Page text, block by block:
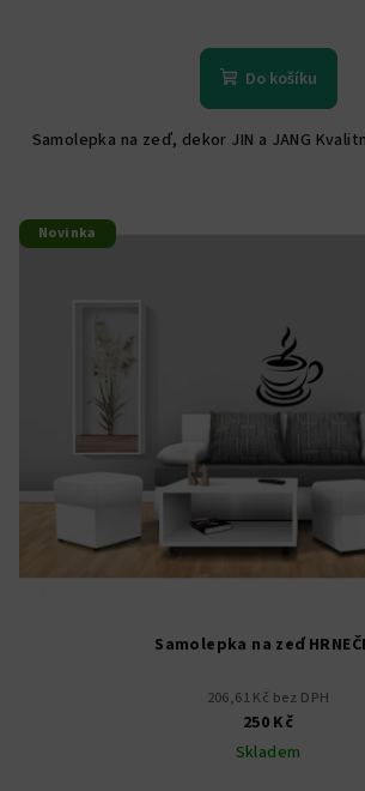
Do košíku
Samolepka na zeď, dekor JIN a JANG
Novinka
Samolepka na zeď
206,61 Kč bez DPH
250 Kč
Skladem